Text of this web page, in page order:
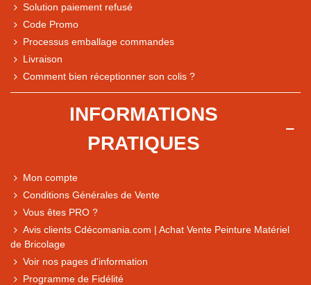
Comparaison des performances du magasin
Solution paiement refusé
Code Promo
Processus emballage commandes
Livraison
Comment bien réceptionner son colis ?
INFORMATIONS
PRATIQUES
Mon compte
Conditions Générales de Vente
Vous êtes PRO ?
Avis clients Cdécomania.com | Achat Vente Peinture Matériel
de Bricolage
Voir nos pages d'information
Programme de Fidélité